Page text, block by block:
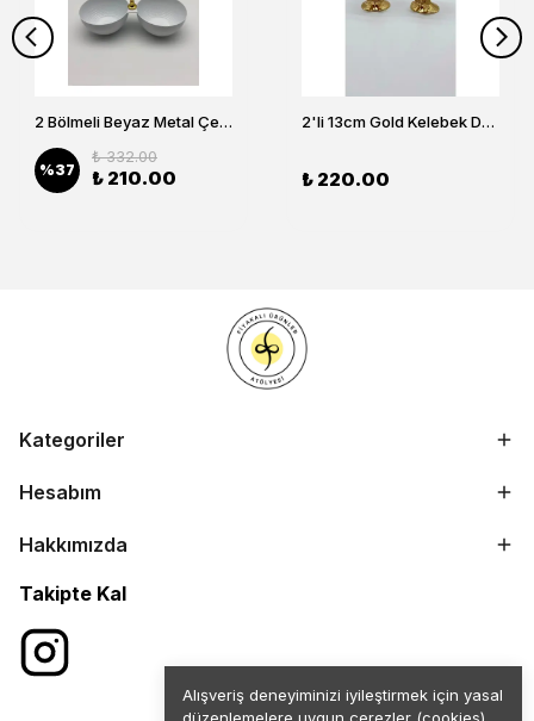
Alışveriş deneyiminizi iyileştirmek için yasal
2 Bölmeli Beyaz Metal Çerezlik, Altın Dallı Çerez Tabağı
%37
₺ 332.00
₺ 210.00
2'li 13cm Gold Kelebek Detaylı Metal Ayaklı Cam Lokumluk , Sunumluk , Şekerlik, Çerezlik
₺ 220.00
Kategoriler
Hesabım
Hakkımızda
Takipte Kal